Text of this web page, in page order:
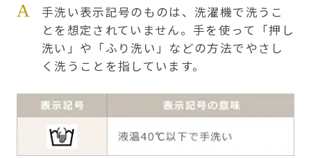
A
手洗い表示記号のものは、洗濯機で洗うこ
とを想定されていません。手を使って「押し
洗い」や「ふり洗い」などの方法でやさし
く洗うことを指しています。